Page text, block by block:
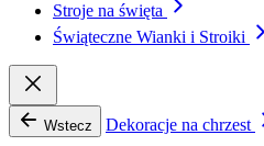
Stroje na święta
Świąteczne Wianki i Stroiki
Wstecz Dekoracje na chrzest